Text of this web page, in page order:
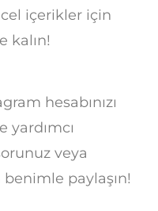
içerikler için
kalın!
hesabınızı
yardımcı
veya
paylaşın!